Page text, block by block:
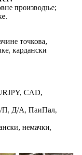
производње;
точкова,
кардански
CAD,
П, Д/А, ПаиПал,
немачки,